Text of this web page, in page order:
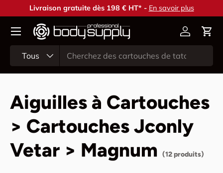
Aller au contenu
Livraison gratuite dès 198 € HT* - En savoir plus
Tous
Compte
Aiguilles à Cartouches
> Cartouches Jconly
Vetar > Magnum (12 produits)